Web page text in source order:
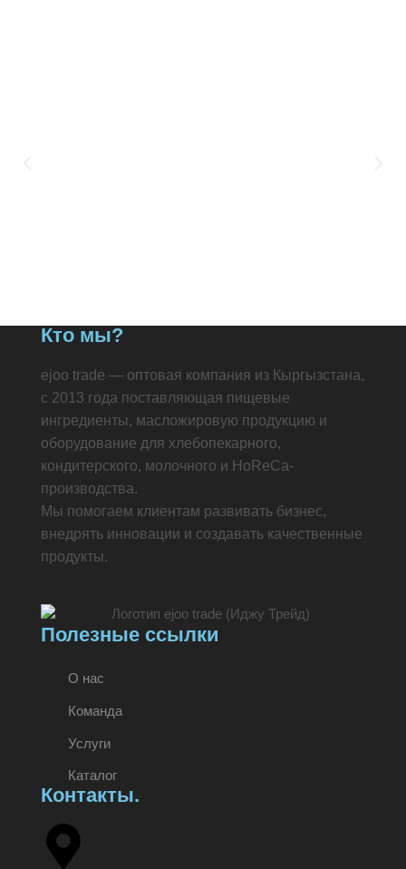
Кто мы?
ejoo trade — оптовая компания из Кыргызстана,
с 2013 года поставляющая пищевые
ингредиенты, масложировую продукцию и
оборудование для хлебопекарного,
кондитерского, молочного и HoReCa-
производства.
Мы помогаем клиентам развивать бизнес,
внедрять инновации и создавать качественные
продукты.
Полезные ссылки
О нас
Команда
Услуги
Каталог
Контакты.